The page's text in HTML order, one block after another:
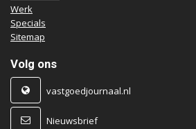
Werk
Specials
Sitemap
Volg ons
vastgoedjournaal.nl
Nieuwsbrief